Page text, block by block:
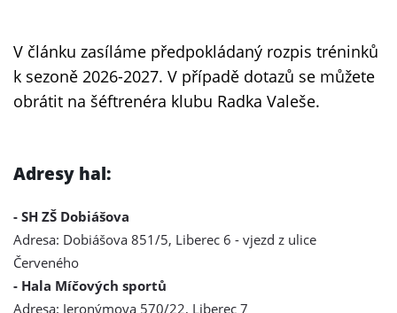
V článku zasíláme předpokládaný rozpis tréninků
k sezoně 2026-2027. V případě dotazů se můžete
obrátit na šéftrenéra klubu Radka Valeše.
Adresy hal:
- SH ZŠ Dobiášova
Adresa: Dobiášova 851/5, Liberec 6 - vjezd z ulice
Červeného
- Hala Míčových sportů
Adresa: Jeronýmova 570/22, Liberec 7